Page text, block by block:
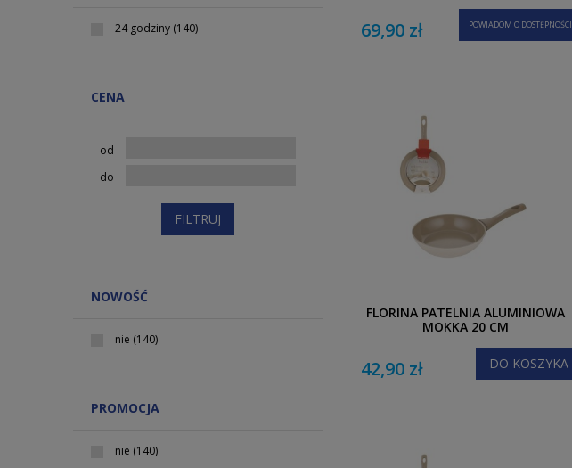
24 godziny (140)
CENA
od
do
FILTRUJ
NOWOŚĆ
nie (140)
PROMOCJA
nie (140)
69,90 zł POWIADOM O DOSTĘPNOŚCI
FLORINA PATELNIA ALUMINIOWA
MOKKA 20 CM
42,90 zł DO KOSZYKA